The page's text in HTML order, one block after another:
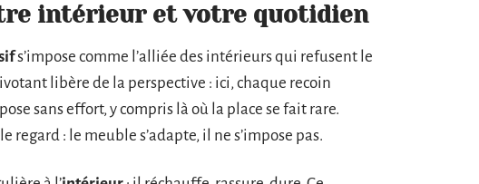
intérieur et votre quotidien
s’impose comme l’alliée des intérieurs qui refusent le
libère de la perspective : ici, chaque recoin
sans effort, y compris là où la place se fait rare.
regard : le meuble s’adapte, il ne s’impose pas.